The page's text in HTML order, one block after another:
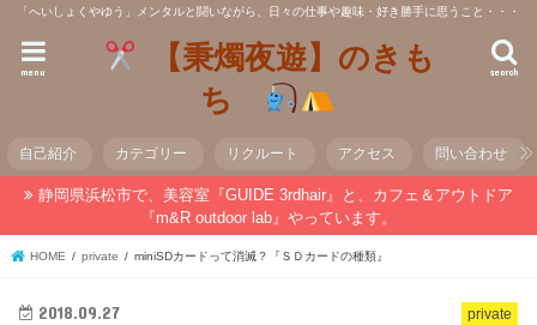
「へいしょくやゆう」メンタルと闘いながら、日々の仕事や趣味・好き勝手に思うこと・・・
【秉燭夜遊】のきも
ち
search
menu
自己紹介 カテゴリー リクルート アクセス 問い合わせ
静岡県浜松市で、美容室『GUIDE 3rdhair』と、カフェ＆アウトドア
『m&R outdoor lab』やっています。
HOME private miniSDカードって消滅？『ＳＤカードの種類』
private
2018.09.27